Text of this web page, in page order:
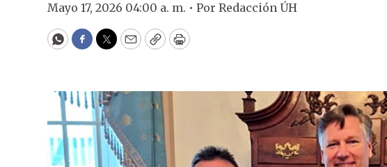
Mayo 17, 2026 04:00 a. m. • Por Redacción ÚH
WhatsApp
Facebook
Twitter
EmailCopyPrint